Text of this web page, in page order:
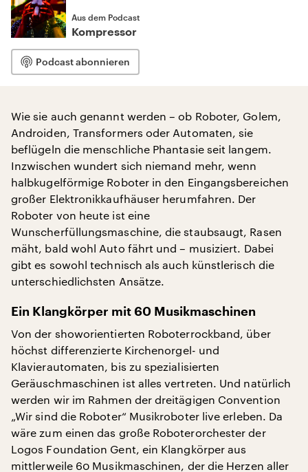
Aus dem Podcast
Kompressor
Podcast abonnieren
Wie sie auch genannt werden – ob Roboter, Golem,
Androiden, Transformers oder Automaten, sie
beflügeln die menschliche Phantasie seit langem.
Inzwischen wundert sich niemand mehr, wenn
halbkugelförmige Roboter in den Eingangsbereichen
großer Elektronikkaufhäuser herumfahren. Der
Roboter von heute ist eine
Wunscherfüllungsmaschine, die staubsaugt, Rasen
mäht, bald wohl Auto fährt und – musiziert. Dabei
gibt es sowohl technisch als auch künstlerisch die
unterschiedlichsten Ansätze.
Ein Klangkörper mit 60 Musikmaschinen
Von der showorientierten Roboterrockband, über
höchst differenzierte Kirchenorgel- und
Klavierautomaten, bis zu spezialisierten
Geräuschmaschinen ist alles vertreten. Und natürlich
werden wir im Rahmen der dreitägigen Convention
„Wir sind die Roboter“ Musikroboter live erleben. Da
wäre zum einen das große Roboterorchester der
Logos Foundation Gent, ein Klangkörper aus
mittlerweile 60 Musikmaschinen, der die Herzen aller